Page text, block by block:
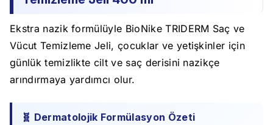
Ekstra nazik formülüyle BioNike TRIDERM Saç ve
Vücut Temizleme Jeli, çocuklar ve yetişkinler için
günlük temizlikte cilt ve saç derisini nazikçe
arındırmaya yardımcı olur.
🧬 Dermatolojik Formülasyon Özeti